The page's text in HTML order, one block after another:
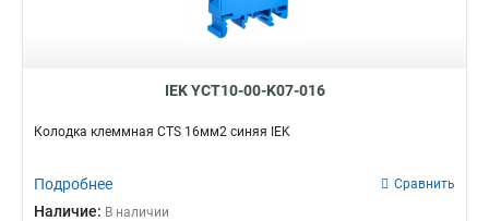
IEK YCT10-00-K07-016
Колодка клеммная CTS 16мм2 синяя IEK
Подробнее Сравнить
Наличие: В наличии